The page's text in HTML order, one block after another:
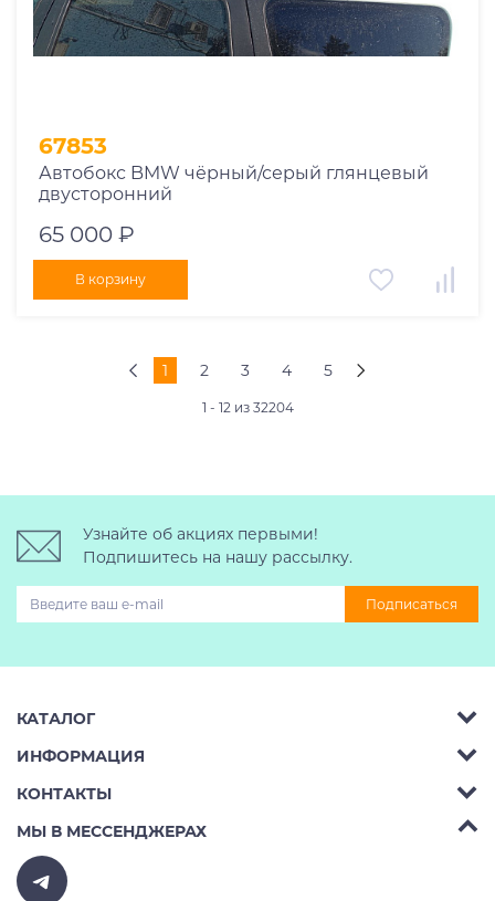
67853
Автобокс BMW чёрный/серый глянцевый
двусторонний
65 000 ₽
В корзину
1 2 3 4 5
1 - 12 из 32204
Узнайте об акциях первыми!
Подпишитесь на нашу рассылку.
Подписаться
КАТАЛОГ
Багажник на крышу авто
Автобоксы
Крепления велосипедов на авто
Крепления лыж и сноубордов на авто
ИНФОРМАЦИЯ
Аренда
Ремонт
Доставка
КОНТАКТЫ
Телефон: 8 (495) 2367486
Бесплатно РФ:
E-mail:
МЫ В МЕССЕНДЖЕРАХ